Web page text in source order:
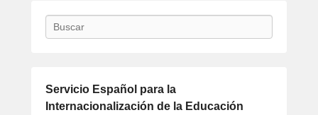
Buscar
Servicio Español para la
Internacionalización de la Educación